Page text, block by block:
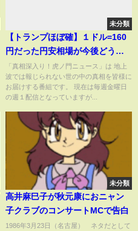
未分類
【トランプほぼ確】１ドル=160
円だった円安相場が今後どうな
るか髙橋洋一さんが全てを話し
てくれました（虎ノ門ニュース
切り抜き）
「真相深入り！虎ノ門ニュース」は 地上
波では報じられない世の中の真相を皆様に
お届けする番組です。 現在は毎週金曜日
の週１配信となっていますが...
未分類
高井麻巳子が秋元康におニャン
子クラブのコンサートMCで告白
1986年3月23日（名古屋） ネタだとして